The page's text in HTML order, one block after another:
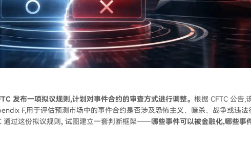
发布一项拟议规则,计划对事件合约的审查方式进行调整。 根据 CFTC 公告,
F,用于评估预测市场中的事件合约是否涉及恐怖主义、暗杀、战争或违法
通过这份拟议规则 , 试图建立一套判断框架——哪些事件可以被金融化,哪些事